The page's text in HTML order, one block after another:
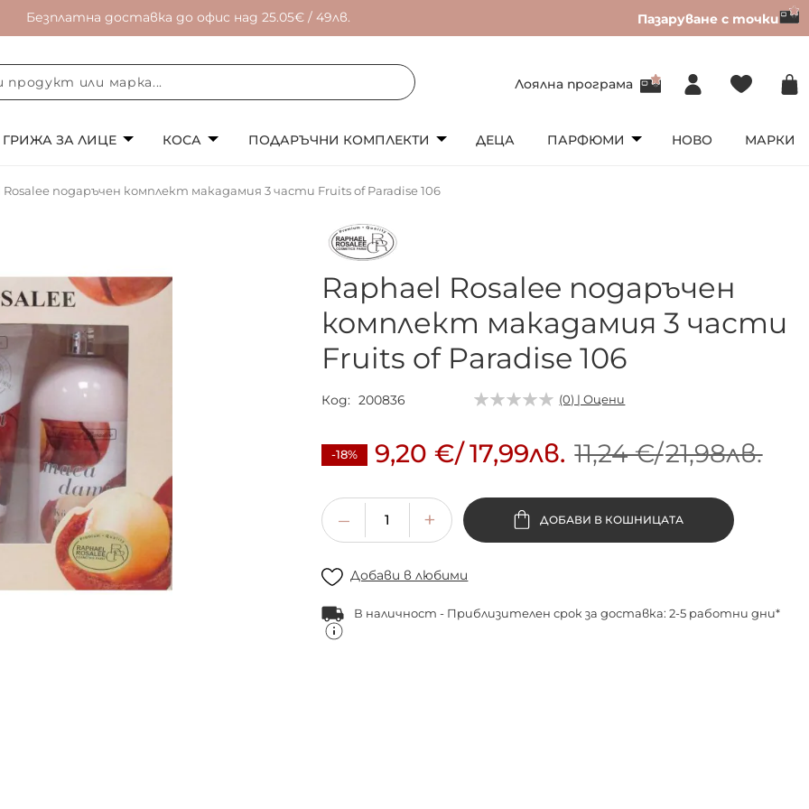
Безплатна доставка до офис над 25.05€ / 49лв. Пазаруване с точки
Лоялна програма
ГРИЖА ЗА ЛИЦЕ КОСА ПОДАРЪЧНИ КОМПЛЕКТИ ДЕЦА ПАРФЮМИ НОВО МАРКИ
Rosalee подаръчен комплект макадамия 3 части Fruits of Paradise 106
Raphael Rosalee подаръчен
комплект макадамия 3 части
Fruits of Paradise 106
Код 200836 (0) | Оцени
-18% 9,20 €/17,99лв. 11,24 €/21,98лв.
ДОБАВИ В КОШНИЦАТА
Добави в любими
В наличност - Приблизителен срок за доставка: 2-5 работни дни*